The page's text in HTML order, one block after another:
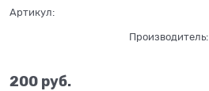
Артикул:
Производитель:
200 руб.